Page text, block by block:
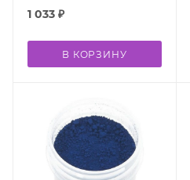
1 033 ₽
В КОРЗИНУ